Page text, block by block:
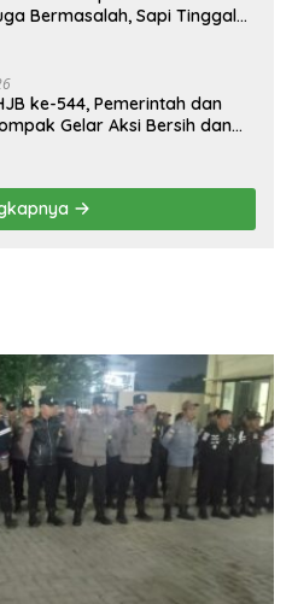
Bermasalah, Sapi Tinggal
ke-544, Pemerintah dan
Gelar Aksi Bersih dan